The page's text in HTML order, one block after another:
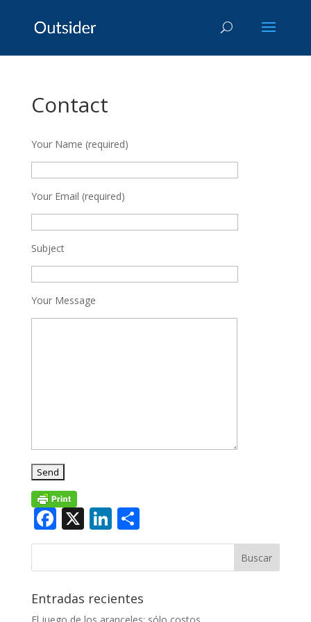
Contact
Your Name (required)
Your Email (required)
Subject
Your Message
Facebook
X LinkedIn
Compartir
Entradas recientes